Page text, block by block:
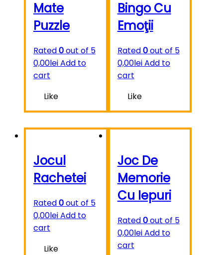
Mate
Puzzle
Rated0out of 5
0,00leiAdd to
cart
Like
Bingo Cu
Emoţii
Rated0out of 5
0,00leiAdd to
cart
Like
Jocul
Rachetei
Rated0out of 5
0,00leiAdd to
cart
Like
Joc De
Memorie
Cu Iepuri
Rated0out of 5
0,00leiAdd to
cart